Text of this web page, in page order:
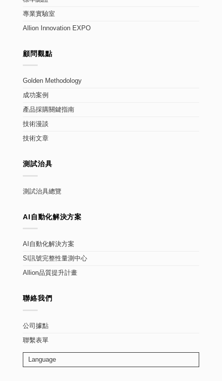
專業實驗室
Allion Innovation EXPO
顧問觀點
Golden Methodology
成功案例
產品採購關鍵指南
技術漫談
技術文章
測試治具
測試治具總覽
AI自動化解決方案
AI自動化解決方案
SI訊號完整性量測中心
Allion品質提升計畫
聯絡我們
公司據點
聯繫表單
Language